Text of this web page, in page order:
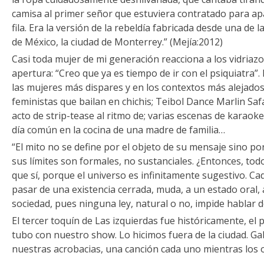
camisa al primer señor que estuviera contratado para
fila. Era la versión de la rebeldía fabricada desde una de
de México, la ciudad de Monterrey.” (Mejía:2012)
Casi toda mujer de mi generación reacciona a los
apertura: “Creo que ya es tiempo de ir con el
las mujeres más dispares y en los contextos más
feministas que bailan en chichis; Teibol Dance Marlin
acto de strip-tease al ritmo de; varias escenas de
día común en la cocina de una madre de familia…
“El mito no se define por el objeto de su mensaje sino
sus límites son formales, no sustanciales. ¿Entonces,
que sí, porque el universo es infinitamente sugestivo.
pasar de una existencia cerrada, muda, a un estado
sociedad, pues ninguna ley, natural o no, impide hablar
El tercer toquín de Las izquierdas fue históricamente, el
tubo con nuestro show. Lo hicimos fuera de la ciudad.
nuestras acrobacias, una canción cada uno mientras